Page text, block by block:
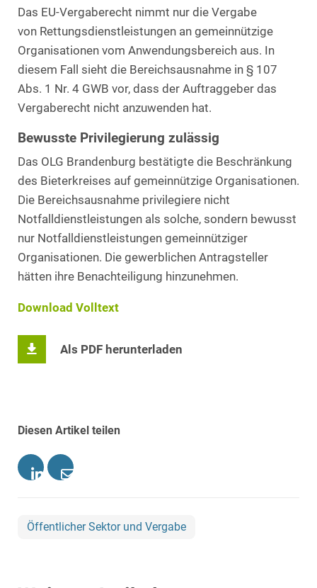
Das EU-Vergaberecht nimmt nur die Vergabe
von Rettungsdienstleistungen an gemeinnützige
Organisationen vom Anwendungsbereich aus. In
diesem Fall sieht die Bereichsausnahme in § 107
Abs. 1 Nr. 4 GWB vor, dass der Auftraggeber das
Vergaberecht nicht anzuwenden hat.
Bewusste Privilegierung zulässig
Das OLG Brandenburg bestätigte die Beschränkung
des Bieterkreises auf gemeinnützige Organisationen.
Die Bereichsausnahme privilegiere nicht
Notfalldienstleistungen als solche, sondern bewusst
nur Notfalldienstleistungen gemeinnütziger
Organisationen. Die gewerblichen Antragsteller
hätten ihre Benachteiligung hinzunehmen.
Download Volltext
Als PDF herunterladen
Diesen Artikel teilen
Öffentlicher Sektor und Vergabe